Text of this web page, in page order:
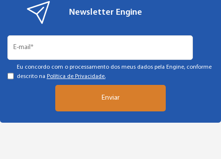
Newsletter Engine
Eu concordo com o processamento dos meus dados pela Engine, conforme
descrito na Política de Privacidade.